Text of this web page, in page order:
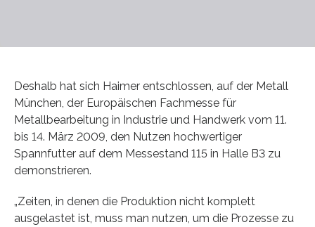
Deshalb hat sich Haimer entschlossen, auf der Metall
München, der Europäischen Fachmesse für
Metallbearbeitung in Industrie und Handwerk vom 11.
bis 14. März 2009, den Nutzen hochwertiger
Spannfutter auf dem Messestand 115 in Halle B3 zu
demonstrieren.
„Zeiten, in denen die Produktion nicht komplett
ausgelastet ist, muss man nutzen, um die Prozesse zu